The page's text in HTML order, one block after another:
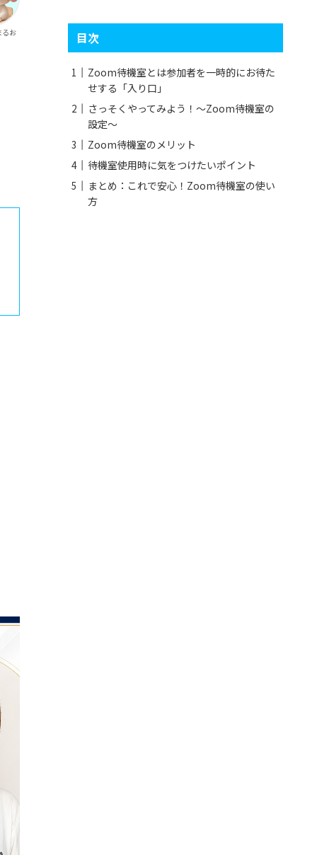
るお 目次
Zoom待機室とは参加者を一時的にお待た
せする「入り口」
さっそくやってみよう！〜Zoom待機室の
設定〜
Zoom待機室のメリット
待機室使用時に気をつけたいポイント
まとめ：これで安心！Zoom待機室の使い
方